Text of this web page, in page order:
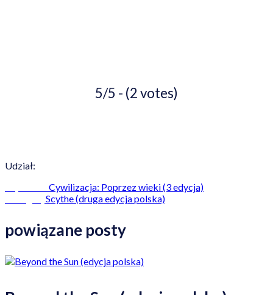
5/5 - (2 votes)
Udział:
Cywilizacja: Poprzez wieki (3 edycja)
Scythe (druga edycja polska)
powiązane posty